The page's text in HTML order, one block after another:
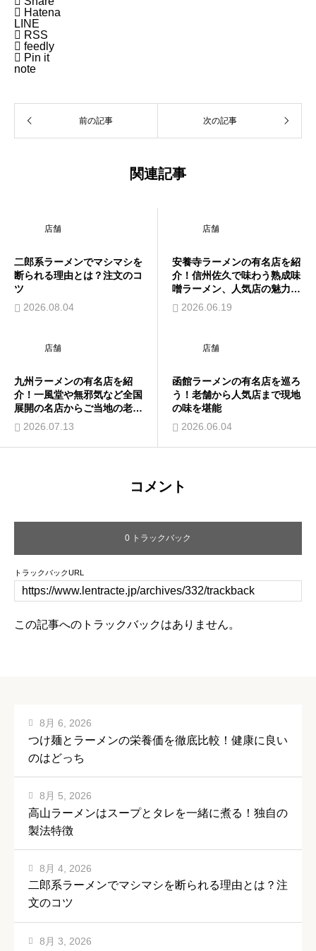
 Hatena
LINE
 RSS
 feedly
 Pin it
note
前の記事 次の記事
関連記事
店舗
二郎系ラーメンでマシマシを
断られる理由とは？注文のコ
ツ
2026.08.04
店舗
安養寺ラーメンの有名店を紹
介！信州佐久で味わう熟成味
噌ラーメン、人気店の魅力と
は 2026.06.19
店舗
九州ラーメンの有名店を紹
介！一風堂や無邪気など全国
展開の名店からご当地の老舗
まで本場の豚骨を堪能
2026.07.13
店舗
函館ラーメンの有名店を巡ろ
う！老舗から人気店まで現地
の味を堪能
2026.06.04
コメント
0 トラックバック
トラックバックURL
この記事へのトラックバックはありません。
つけ麺とラーメンの栄養価を徹底比較！健康に良い
のはどっち
8月 6, 2026
高山ラーメンはスープとタレを一緒に煮る！独自の
製法特徴
8月 5, 2026
二郎系ラーメンでマシマシを断られる理由とは？注
文のコツ
8月 4, 2026
8月 3, 2026